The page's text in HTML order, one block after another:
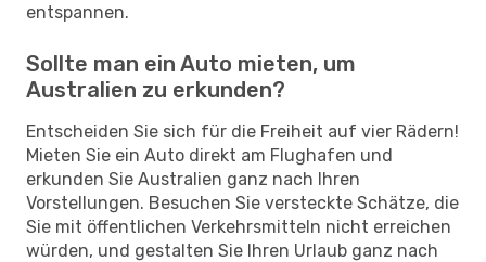
entspannen.
Sollte man ein Auto mieten, um
Australien zu erkunden?
Entscheiden Sie sich für die Freiheit auf vier Rädern!
Mieten Sie ein Auto direkt am Flughafen und
erkunden Sie Australien ganz nach Ihren
Vorstellungen. Besuchen Sie versteckte Schätze, die
Sie mit öffentlichen Verkehrsmitteln nicht erreichen
würden, und gestalten Sie Ihren Urlaub ganz nach